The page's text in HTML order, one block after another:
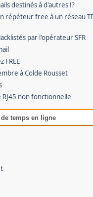
destinés à d'autres !?
répéteur free à un réseau
par l'opérateur SFR
FREE
à Colde Rousset
RJ45 non fonctionnelle
temps en ligne